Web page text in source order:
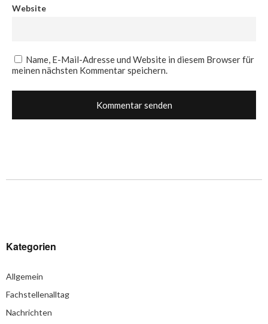
Website
Name, E-Mail-Adresse und Website in diesem Browser für
meinen nächsten Kommentar speichern.
Kategorien
Allgemein
Fachstellenalltag
Nachrichten